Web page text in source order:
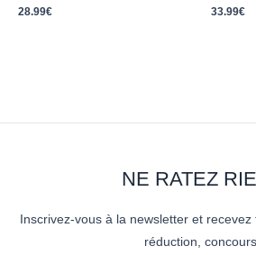
28.99€ 33.99€
NE RATEZ
Inscrivez-vous à la newsletter et recevez
réduction, concours.